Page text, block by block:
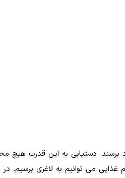
دستیابی به این قدرت هیچ
غذایی می توانیم به لاغری برسیم.